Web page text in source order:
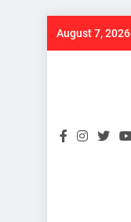
August 7, 2026